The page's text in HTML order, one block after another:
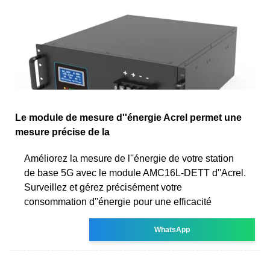
Le module de mesure d''énergie Acrel permet une
mesure précise de la
Améliorez la mesure de l''énergie de votre station
de base 5G avec le module AMC16L-DETT d''Acrel.
Surveillez et gérez précisément votre
consommation d''énergie pour une efficacité
WhatsApp